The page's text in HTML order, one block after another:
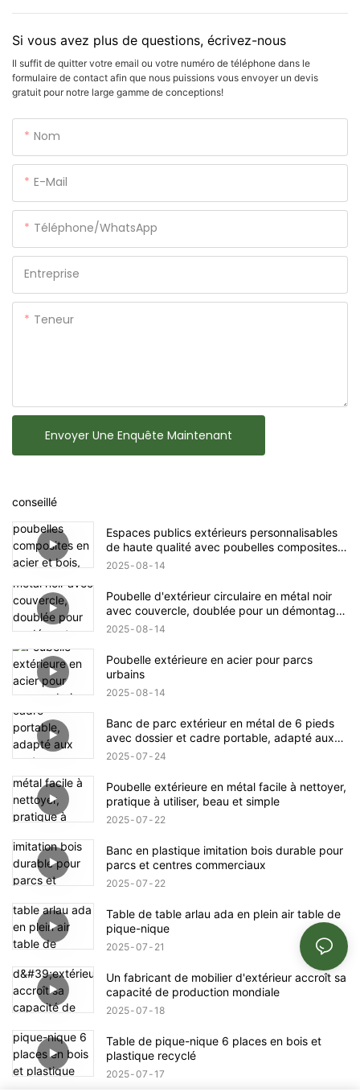
Si vous avez plus de questions, écrivez-nous
Il suffit de quitter votre email ou votre numéro de téléphone dans le
formulaire de contact afin que nous puissions vous envoyer un devis
gratuit pour notre large gamme de conceptions!
Nom
E-Mail
Téléphone/WhatsApp
Entreprise
Teneur
Envoyer Une Enquête Maintenant
conseillé
Espaces publics extérieurs personnalisables
de haute qualité avec poubelles composites
en acier et bois, grande capacité, protection
2025 08 14
Poubelle d'extérieur circulaire en métal noir
avec couvercle, doublée pour un démontage
et un nettoyage faciles
2025 08 14
Poubelle extérieure en acier pour parcs
urbains
2025 08 14
Banc de parc extérieur en métal de 6 pieds
avec dossier et cadre portable, adapté aux
centres commerciaux, magasins, parcs,
2025 07 24
Poubelle extérieure en métal facile à nettoyer,
pratique à utiliser, beau et simple
2025 07 22
Banc en plastique imitation bois durable pour
parcs et centres commerciaux
2025 07 22
Table de table arlau ada en plein air table de
pique-nique
2025 07 21
Un fabricant de mobilier d'extérieur accroît sa
capacité de production mondiale
2025 07 18
Table de pique-nique 6 places en bois et
plastique recyclé
2025 07 17